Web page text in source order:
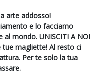
arte addosso!
e lo facciamo
mondo. UNISCITI A NOI
tue magliette! Al resto ci
Per te solo la tua